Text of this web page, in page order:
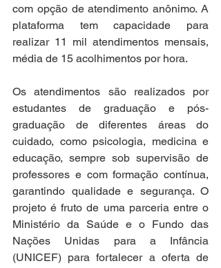
com opção de atendimento anônimo. A
plataforma tem capacidade para
realizar 11 mil atendimentos mensais,
média de 15 acolhimentos por hora.
Os atendimentos são realizados por
estudantes de graduação e pós-
graduação de diferentes áreas do
cuidado, como psicologia, medicina e
educação, sempre sob supervisão de
professores e com formação contínua,
garantindo qualidade e segurança. O
projeto é fruto de uma parceria entre o
Ministério da Saúde e o Fundo das
Nações Unidas para a Infância
(UNICEF) para fortalecer a oferta de